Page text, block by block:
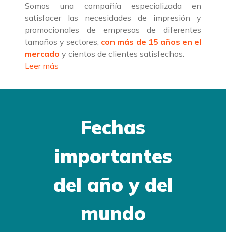
Somos una compañía especializada en
satisfacer las necesidades de impresión y
promocionales de empresas de diferentes
tamaños y sectores, con más de 15 años en el
mercado y cientos de clientes satisfechos.
Leer más
Fechas
importantes
del año y del
mundo